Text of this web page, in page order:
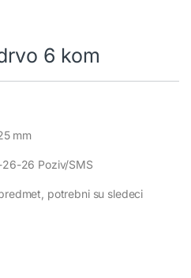
6 kom
mm
26 Poziv/SMS
potrebni su sledeci